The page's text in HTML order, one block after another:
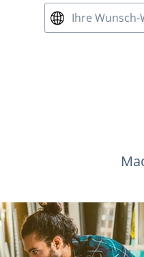
Ihre Wunsch-